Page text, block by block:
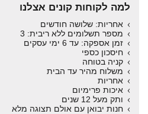
למה לקוחות קונים אצלנו
אחריות: שלושה חודשים
מספר תשלומים ללא ריבית: 3
זמן אספקה: עד 6 ימי עסקים
חיסכון כספי
קניה בטוחה
משלוח מהיר עד הבית
אחריות
איכות פרימיום
ותק מעל 12 שנים
חנות יבואן עם אולם תצוגה מלא